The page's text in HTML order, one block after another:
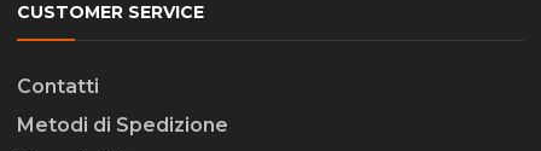
CUSTOMER SERVICE
Contatti
Metodi di Spedizione